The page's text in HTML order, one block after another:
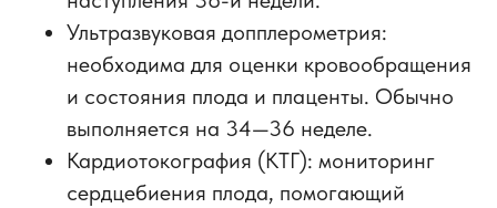
Ультразвуковая допплерометрия:
необходима для оценки кровообращения
и состояния плода и плаценты. Обычно
выполняется на 34—36 неделе.
Кардиотокография (КТГ): мониторинг
сердцебиения плода, помогающий